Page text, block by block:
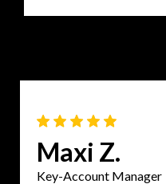
Maxi Z.
Key-Account Manager